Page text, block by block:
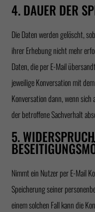
4. DAUER DER
Die Daten werden gelöscht,
ihrer Erhebung nicht mehr
Daten, die per E-Mail
jeweilige Konversation mit
Konversation dann, wenn
der betroffene Sachverhalt
5.
Nimmt ein Nutzer per E-Mail
Speicherung seiner
einem solchen Fall kann die